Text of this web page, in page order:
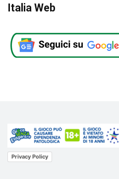
Italia Web
Privacy Policy